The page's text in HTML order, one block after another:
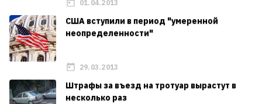
01.04.2013
США вступили в период "умеренной
неопределенности"
29.03.2013
Штрафы за въезд на тротуар вырастут в
несколько раз